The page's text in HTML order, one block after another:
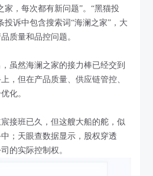
家，每次都有新问题”。“黑猫投
投诉中包含搜索词“海澜之家”，大
质量和品控问题。
虽然海澜之家的接力棒已经交到
，但在产品质量、供应链管控、
化。
接班已久，但这艘大船的舵，似
；天眼查数据显示，股权穿透
的实际控制权。